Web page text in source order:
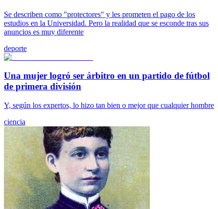
Se describen como "protectores" y les prometen el pago de los
estudios en la Universidad. Pero la realidad que se esconde tras sus
anuncios es muy diferente
deporte
Una mujer logró ser árbitro en un partido de fútbol
de primera división
Y, según los expertos, lo hizo tan bien o mejor que cualquier hombre
ciencia